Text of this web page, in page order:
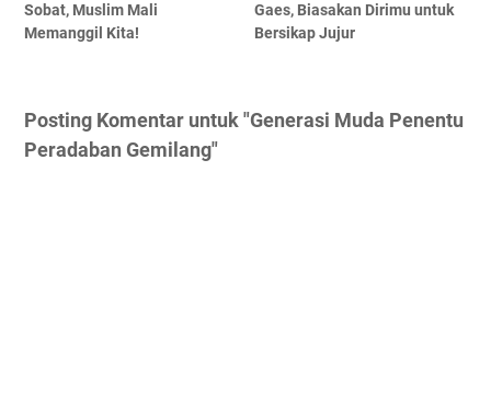
Sobat, Muslim Mali
Memanggil Kita!
Gaes, Biasakan Dirimu untuk
Bersikap Jujur
Posting Komentar untuk "Generasi Muda Penentu
Peradaban Gemilang"